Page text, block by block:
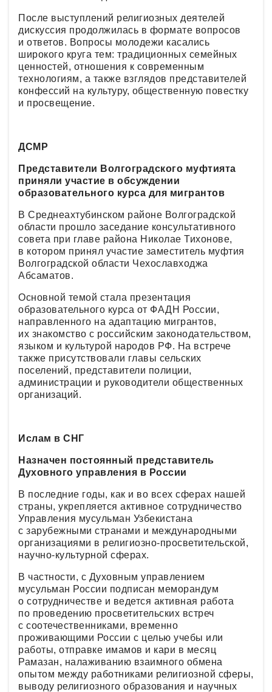
После выступлений религиозных деятелей
дискуссия продолжилась в формате вопросов
и ответов. Вопросы молодежи касались
широкого круга тем: традиционных семейных
ценностей, отношения к современным
технологиям, а также взглядов представителей
конфессий на культуру, общественную повестку
и просвещение.
ДСМР
Представители Волгоградского муфтията
приняли участие в обсуждении
образовательного курса для мигрантов
В Среднеахтубинском районе Волгоградской
области прошло заседание консультативного
совета при главе района Николае Тихонове,
в котором принял участие заместитель муфтия
Волгоградской области Чехославходжа
Абсаматов.
Основной темой стала презентация
образовательного курса от ФАДН России,
направленного на адаптацию мигрантов,
их знакомство с российским законодательством,
языком и культурой народов РФ. На встрече
также присутствовали главы сельских
поселений, представители полиции,
администрации и руководители общественных
организаций.
Ислам в СНГ
Назначен постоянный представитель
Духовного управления в России
В последние годы, как и во всех сферах нашей
страны, укрепляется активное сотрудничество
Управления мусульман Узбекистана
с зарубежными странами и международными
организациями в религиозно-просветительской,
научно-культурной сферах.
В частности, с Духовным управлением
мусульман России подписан меморандум
о сотрудничестве и ведется активная работа
по проведению просветительских встреч
с соотечественниками, временно
проживающими России с целью учебы или
работы, отправке имамов и кари в месяц
Рамазан, налаживанию взаимного обмена
опытом между работниками религиозной сферы,
выводу религиозного образования и научных